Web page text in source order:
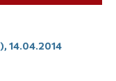
14.04.2014